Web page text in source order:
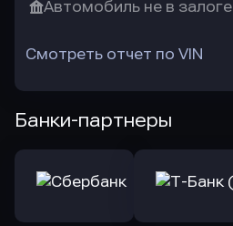
Автомобиль не в залоге
Смотреть отчет по VIN
Банки-партнеры